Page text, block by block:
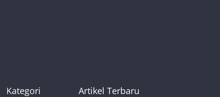
Kategori Artikel Terbaru